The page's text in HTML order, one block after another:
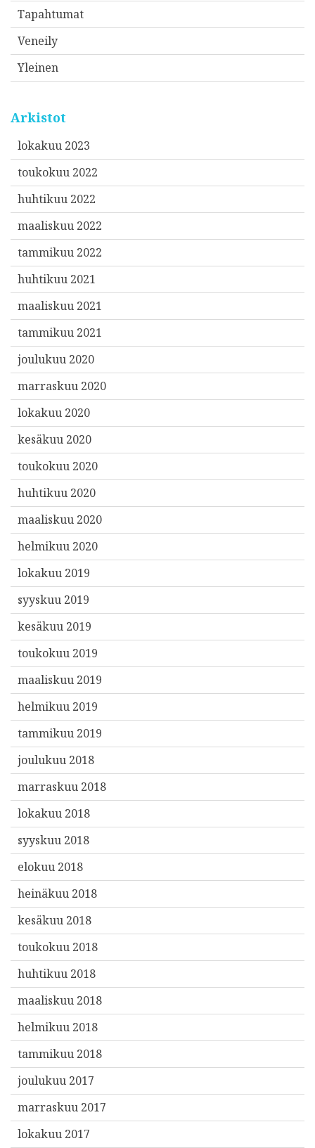
Tapahtumat
Veneily
Yleinen
Arkistot
lokakuu 2023
toukokuu 2022
huhtikuu 2022
maaliskuu 2022
tammikuu 2022
huhtikuu 2021
maaliskuu 2021
tammikuu 2021
joulukuu 2020
marraskuu 2020
lokakuu 2020
kesäkuu 2020
toukokuu 2020
huhtikuu 2020
maaliskuu 2020
helmikuu 2020
lokakuu 2019
syyskuu 2019
kesäkuu 2019
toukokuu 2019
maaliskuu 2019
helmikuu 2019
tammikuu 2019
joulukuu 2018
marraskuu 2018
lokakuu 2018
syyskuu 2018
elokuu 2018
heinäkuu 2018
kesäkuu 2018
toukokuu 2018
huhtikuu 2018
maaliskuu 2018
helmikuu 2018
tammikuu 2018
joulukuu 2017
marraskuu 2017
lokakuu 2017